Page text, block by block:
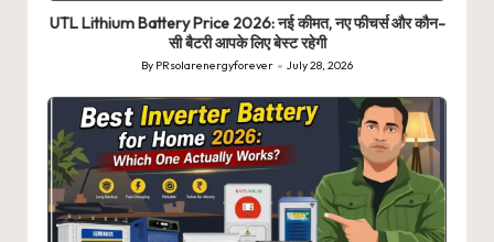
UTL Lithium Battery Price 2026: नई कीमत, नए फीचर्स और कौन-
सी बैटरी आपके लिए बेस्ट रहेगी
Posted
by
By PRsolarenergyforever July 28, 2026